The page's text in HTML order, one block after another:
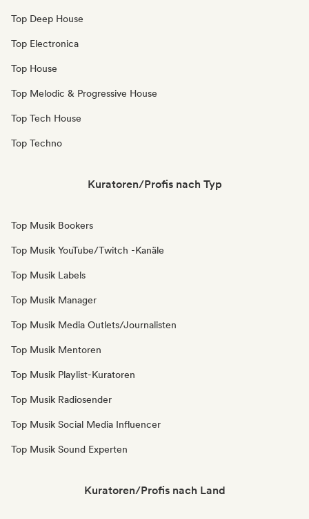
Top Deep House
Top Electronica
Top House
Top Melodic & Progressive House
Top Tech House
Top Techno
Kuratoren/Profis nach Typ
Top Musik Bookers
Top Musik YouTube/Twitch -Kanäle
Top Musik Labels
Top Musik Manager
Top Musik Media Outlets/Journalisten
Top Musik Mentoren
Top Musik Playlist-Kuratoren
Top Musik Radiosender
Top Musik Social Media Influencer
Top Musik Sound Experten
Kuratoren/Profis nach Land